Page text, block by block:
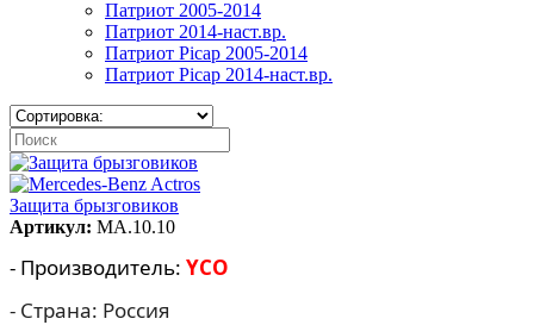
Патриот 2005-2014
Патриот 2014-наст.вр.
Патриот Picap 2005-2014
Патриот Picap 2014-наст.вр.
Защита брызговиков
Артикул: MA.10.10
- Производитель: YCO
- Страна: Россия